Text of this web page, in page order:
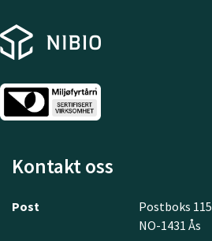
Kontakt oss
Post
Postboks 115
NO-1431 Ås